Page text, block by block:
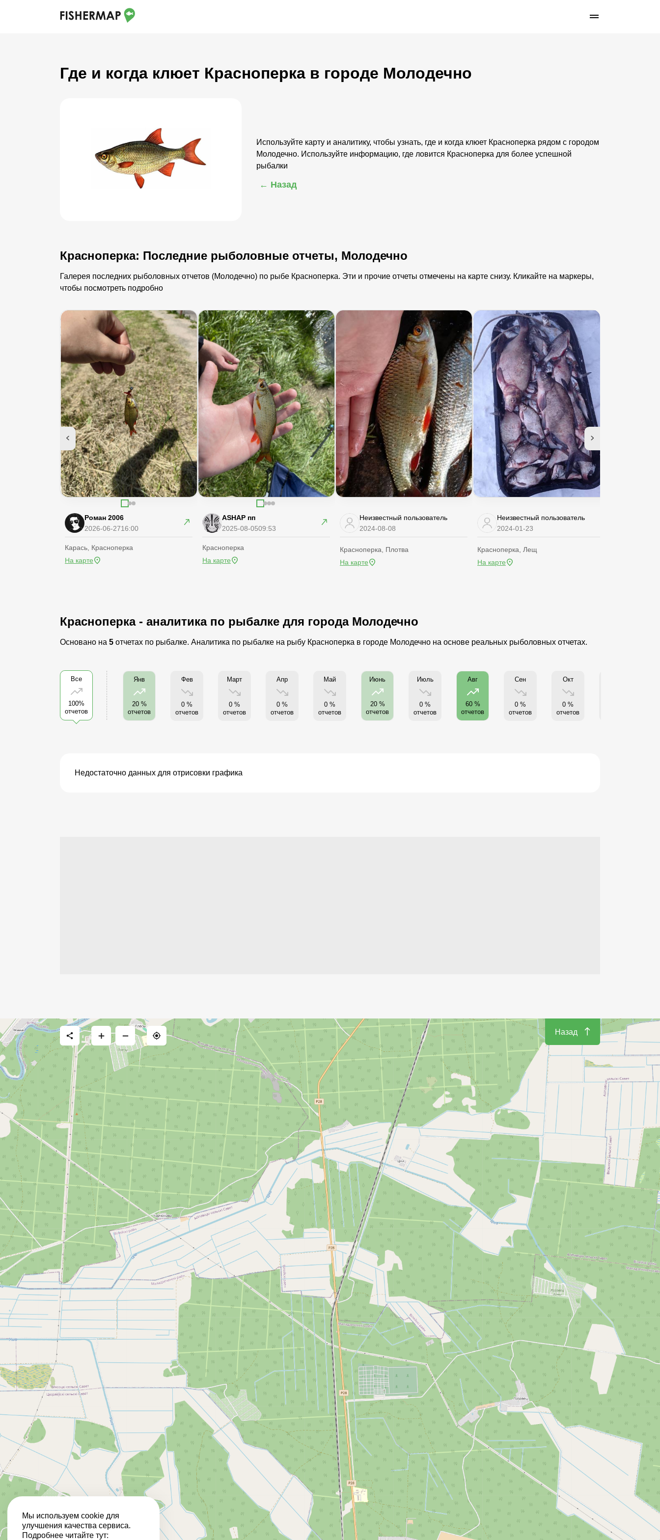
Где и когда клюет Красноперка в городе Молодечно
Используйте карту и аналитику, чтобы узнать, где и когда клюет Красноперка рядом с городом
Молодечно. Используйте информацию, где ловится Красноперка для более успешной
рыбалки
← Назад
Красноперка: Последние рыболовные отчеты, Молодечно
Галерея последних рыболовных отчетов (Молодечно) по рыбе Красноперка. Эти и прочие отчеты отмечены на карте снизу. Кликайте на маркеры,
чтобы посмотреть подробно
Роман 2006
2026-06-2716:00
Карась, Красноперка
На карте
ASHAP пп
2025-08-0509:53
Красноперка
На карте
Неизвестный пользователь
2024-08-08
Красноперка, Плотва
На карте
Неизвестный пользователь
2024-01-23
Красноперка, Лещ
На карте
Красноперка - аналитика по рыбалке для города Молодечно
Основано на 5 отчетах по рыбалке. Аналитика по рыбалке на рыбу Красноперка в городе Молодечно на основе реальных рыболовных отчетах.
Все
100%
отчетов
Янв
20 %
отчетов
Фев
0 %
отчетов
Март
0 %
отчетов
Апр
0 %
отчетов
Май
0 %
отчетов
Июнь
20 %
отчетов
Июль
0 %
отчетов
Авг
60 %
отчетов
Сен
0 %
отчетов
Окт
0 %
отчетов
Недостаточно данных для отрисовки графика
Назад
Мы используем cookie для
улучшения качества сервиса.
Подробнее читайте тут: